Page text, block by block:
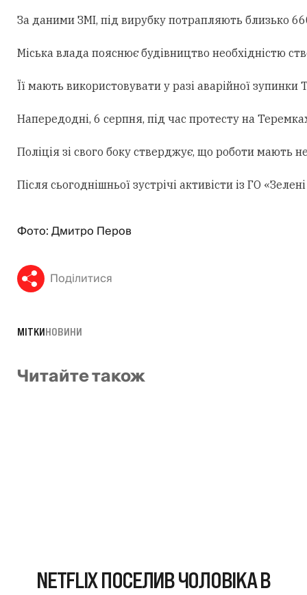
За даними ЗМІ, під вирубку потрапляють близько
Міська влада пояснює будівництво необхідністю
Її мають використовувати у разі аварійної
Напередодні, 6 серпня, під час протесту на
Поліція зі свого боку стверджує, що роботи мають
Після сьогоднішньої зустрічі активісти із ГО
Фото: Дмитро Перов
Поділитися
МІТКИНОВИНИ
Читайте також
NETFLIX ПОСЕЛИВ ЧОЛОВІКА В